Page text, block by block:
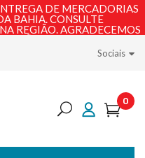
DE MERCADORIAS
BAHIA. CONSULTE
REGIÃO. AGRADECEMOS
Sociais
0